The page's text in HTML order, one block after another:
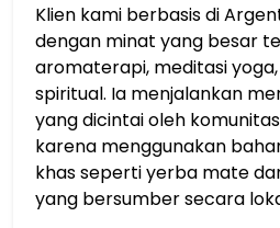
Klien kami berbasis di
dengan minat yang besar
aromaterapi, meditasi
spiritual. Ia menjalankan
yang dicintai oleh
karena menggunakan
khas seperti yerba mate
yang bersumber secara